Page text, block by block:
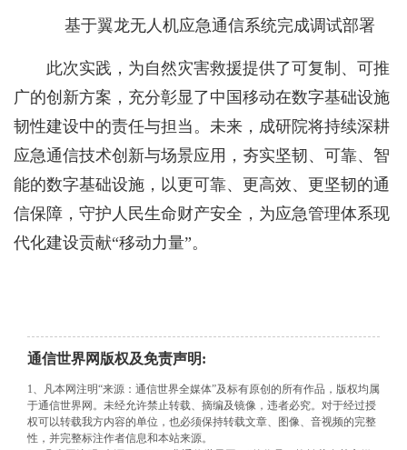
基于翼龙无人机应急通信系统完成调试部署
此次实践，为自然灾害救援提供了可复制、可推
广的创新方案，充分彰显了中国移动在数字基础设施
韧性建设中的责任与担当。未来，成研院将持续深耕
应急通信技术创新与场景应用，夯实坚韧、可靠、智
能的数字基础设施，以更可靠、更高效、更坚韧的通
信保障，守护人民生命财产安全，为应急管理体系现
代化建设贡献“移动力量”。
通信世界网版权及免责声明:
1、凡本网注明“来源：通信世界全媒体”及标有原创的所有作品，版权均属
于通信世界网。未经允许禁止转载、摘编及镜像，违者必究。对于经过授
权可以转载我方内容的单位，也必须保持转载文章、图像、音视频的完整
性，并完整标注作者信息和本站来源。